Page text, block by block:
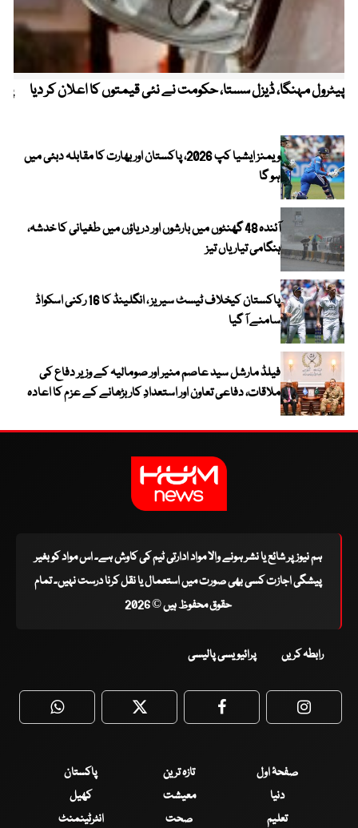
پیٹرول مہنگا، ڈیزل سستا، حکومت نے نئی قیمتوں کا اعلان کر دیا
ویمنز ایشیا کپ 2026، پاکستان اور بھارت کا مقابلہ دبئی میں
ہو گا
آئندہ 48 گھنٹوں میں بارشوں اور دریاؤں میں طغیانی کا خدشہ،
ہنگامی تیاریاں تیز
پاکستان کیخلاف ٹیسٹ سیریز ، انگلینڈ کا 16 رکنی اسکواڈ
سامنے آ گیا
فیلڈ مارشل سید عاصم منیر اور صومالیہ کے وزیر دفاع کی
ملاقات، دفاعی تعاون اور استعدادِ کار بڑھانے کے عزم کا اعادہ
ہم نیوز پر شائع یا نشر ہونے والا مواد ادارتی ٹیم کی کاوش ہے۔ اس مواد کو بغیر
پیشگی اجازت کسی بھی صورت میں استعمال یا نقل کرنا درست نہیں۔ تمام
حقوق محفوظ ہیں © 2026
رابطہ کریں پرائیویسی پالیسی
WhatsApp Twitter Facebook
صفحۂ اول تازہ ترین
پاکستان
دنیا
معیشت
کھیل
تعلیم
صحت انٹرٹینمنٹ